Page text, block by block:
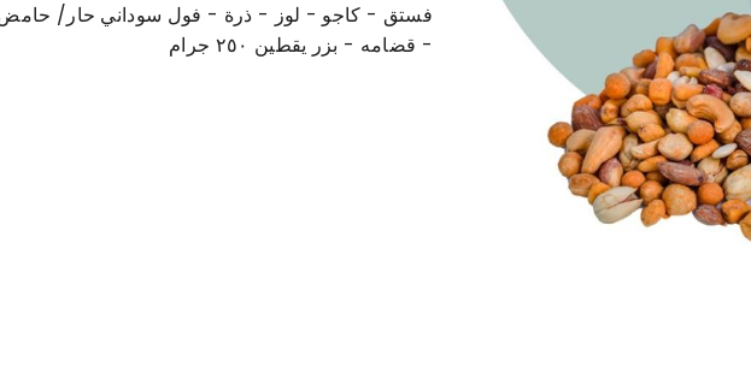
فستق - كاجو - لوز - ذرة - فول سوداني حار/
- قضامه - بزر يقطين ٢٥٠ جرام